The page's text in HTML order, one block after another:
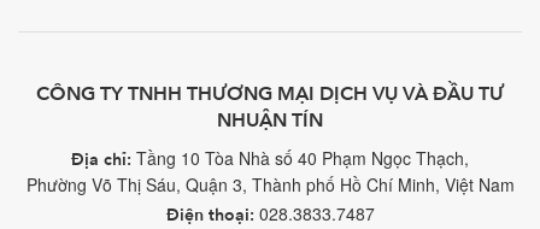
CÔNG TY TNHH THƯƠNG MẠI DỊCH VỤ VÀ ĐẦU TƯ
NHUẬN TÍN
Địa chỉ: Tầng 10 Tòa Nhà số 40 Phạm Ngọc Thạch,
Phường Võ Thị Sáu, Quận 3, Thành phố Hồ Chí Minh, Việt Nam
Điện thoại: 028.3833.7487